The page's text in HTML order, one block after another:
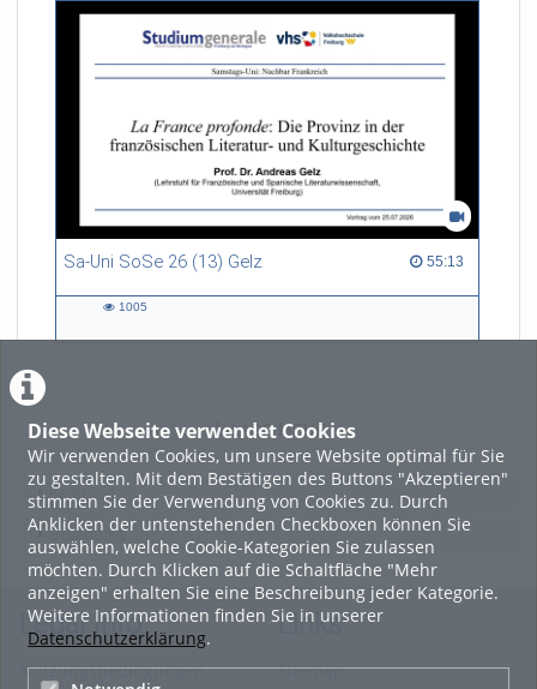
Diese Webseite verwendet Cookies
Wir verwenden Cookies, um unsere Website optimal für Sie
zu gestalten. Mit dem Bestätigen des Buttons "Akzeptieren"
stimmen Sie der Verwendung von Cookies zu. Durch
Anklicken der untenstehenden Checkboxen können Sie
auswählen, welche Cookie-Kategorien Sie zulassen
möchten. Durch Klicken auf die Schaltfläche "Mehr
anzeigen" erhalten Sie eine Beschreibung jeder Kategorie.
Weitere Informationen finden Sie in unserer
Datenschutzerklärung.
Sa-Uni SoSe 26 (13) Gelz 55:13
55:13 duration
1005
LADE MEHR
Featured
Beliebtheit
Legal Info
Nutzungsbedingungen
Links
Sitemap